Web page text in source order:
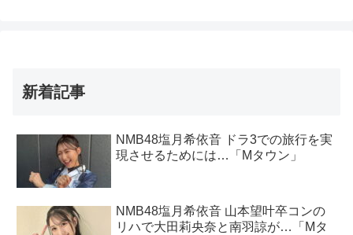
新着記事
NMB48塩月希依音 ドラ3での旅行を実
現させるためには…「Mタウン」
NMB48塩月希依音 山本望叶卒コンの
リハで大田莉央奈と南羽諒が…「Mタ